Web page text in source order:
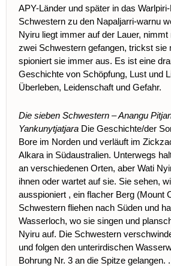
APY-Länder und später in das
Schwestern zu den Napaljarri-warnu
Nyiru liegt immer auf der Lauer,
zwei Schwestern gefangen, trickst sie
spioniert sie immer aus. Es ist eine
Geschichte von Schöpfung, Lust und
Überleben, Leidenschaft und Gefahr.
Die sieben Schwestern – Anangu
Yankunytjatjara Die Geschichte/der
Bore im Norden und verläuft im
Alkara in Südaustralien. Unterwegs
an verschiedenen Orten, aber Wati
ihnen oder wartet auf sie. Sie sehen,
ausspioniert , ein flacher Berg (Mount
Schwestern fliehen nach Süden und
Wasserloch, wo sie singen und
Nyiru auf. Die Schwestern
und folgen den unterirdischen
Bohrung Nr. 3 an die Spitze gelangen.